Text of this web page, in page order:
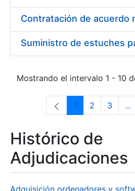
Mostrando el intervalo 1 - 10
Página
1 Página
2 Página
3 ...
Histórico de
Adjudicaciones
Adquisición ordenadores y